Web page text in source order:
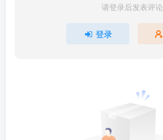
请登录后发表评论
登录